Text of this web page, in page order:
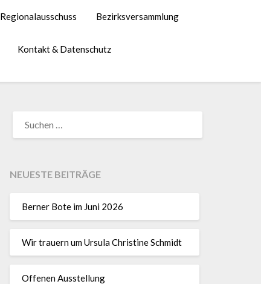
Regionalausschuss Bezirksversammlung
Kontakt & Datenschutz
NEUESTE BEITRÄGE
Berner Bote im Juni 2026
Wir trauern um Ursula Christine Schmidt
Offenen Ausstellung